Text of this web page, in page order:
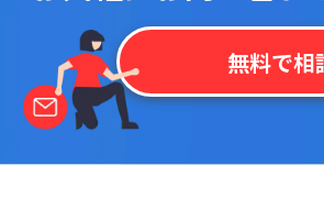
無料で相